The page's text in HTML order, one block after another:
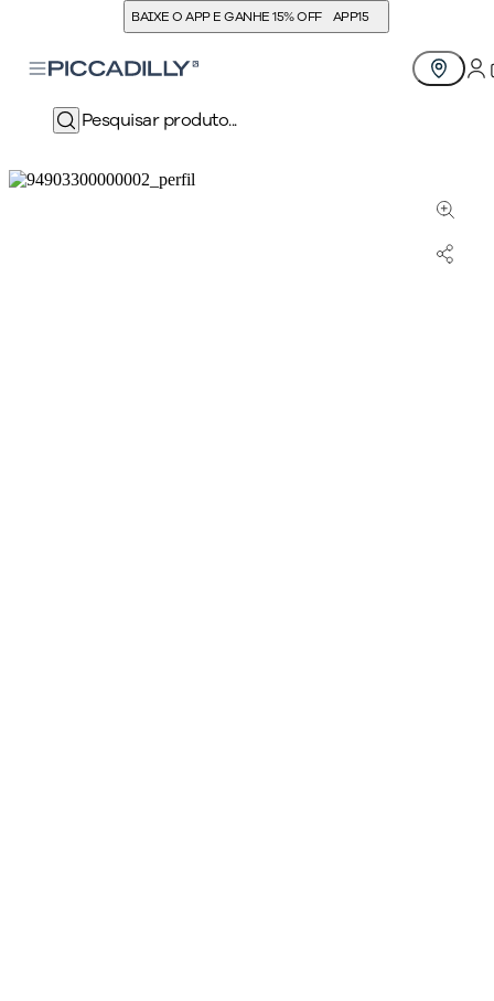
BAIXE O APP E GANHE 15% OFF APP15